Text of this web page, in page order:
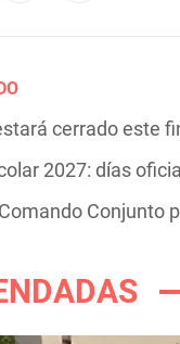
cerrado este
2027: días
Conjunto